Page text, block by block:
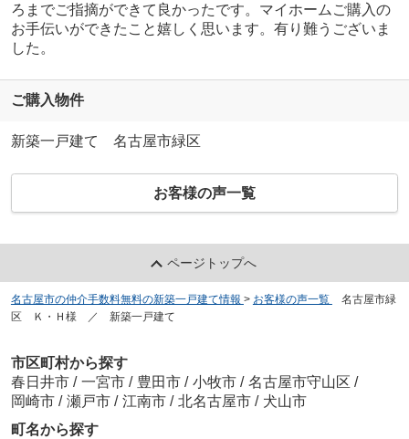
ろまでご指摘ができて良かったです。マイホームご購入の
お手伝いができたこと嬉しく思います。有り難うございま
した。
ご購入物件
新築一戸建て 名古屋市緑区
お客様の声一覧
ページトップへ
名古屋市の仲介手数料無料の新築一戸建て情報 > お客様の声一覧
名古屋市緑
区 Ｋ・Ｈ様 ／ 新築一戸建て
市区町村から探す
春日井市 / 一宮市 / 豊田市 / 小牧市 / 名古屋市守山区 /
岡崎市 / 瀬戸市 / 江南市 / 北名古屋市 / 犬山市
町名から探す